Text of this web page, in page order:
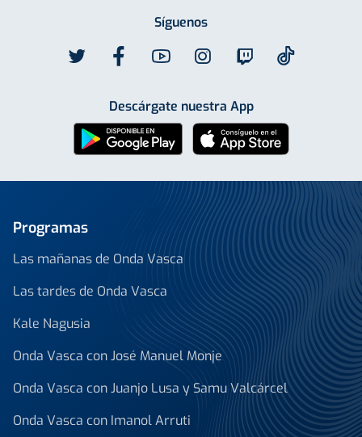
Síguenos
Descárgate nuestra App
Programas
Las mañanas de Onda Vasca
Las tardes de Onda Vasca
Kale Nagusia
Onda Vasca con José Manuel Monje
Onda Vasca con Juanjo Lusa y Samu Valcárcel
Onda Vasca con Imanol Arruti